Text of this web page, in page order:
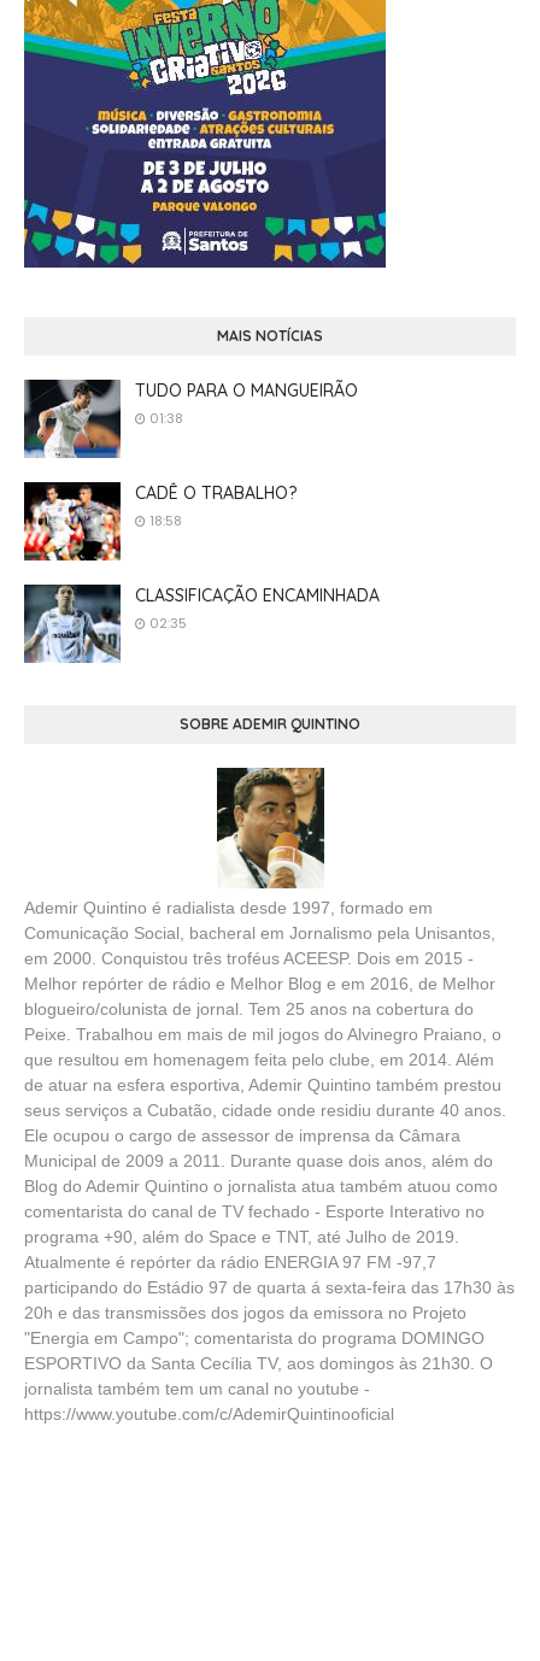
MAIS NOTÍCIAS
TUDO PARA O MANGUEIRÃO
01:38
CADÊ O TRABALHO?
18:58
CLASSIFICAÇÃO ENCAMINHADA
02:35
SOBRE ADEMIR QUINTINO
Ademir Quintino é radialista desde 1997, formado em
Comunicação Social, bacheral em Jornalismo pela Unisantos,
em 2000. Conquistou três troféus ACEESP. Dois em 2015 -
Melhor repórter de rádio e Melhor Blog e em 2016, de Melhor
blogueiro/colunista de jornal. Tem 25 anos na cobertura do
Peixe. Trabalhou em mais de mil jogos do Alvinegro Praiano, o
que resultou em homenagem feita pelo clube, em 2014. Além
de atuar na esfera esportiva, Ademir Quintino também prestou
seus serviços a Cubatão, cidade onde residiu durante 40 anos.
Ele ocupou o cargo de assessor de imprensa da Câmara
Municipal de 2009 a 2011. Durante quase dois anos, além do
Blog do Ademir Quintino o jornalista atua também atuou como
comentarista do canal de TV fechado - Esporte Interativo no
programa +90, além do Space e TNT, até Julho de 2019.
Atualmente é repórter da rádio ENERGIA 97 FM -97,7
participando do Estádio 97 de quarta á sexta-feira das 17h30 às
20h e das transmissões dos jogos da emissora no Projeto
"Energia em Campo"; comentarista do programa DOMINGO
ESPORTIVO da Santa Cecília TV, aos domingos às 21h30. O
jornalista também tem um canal no youtube -
https://www.youtube.com/c/AdemirQuintinooficial